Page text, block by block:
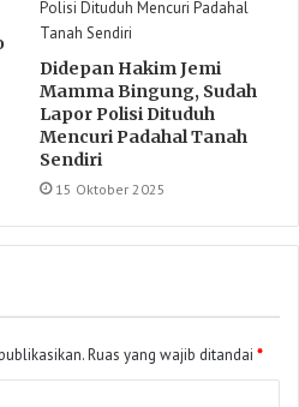
Didepan Hakim Jemi
Mamma Bingung, Sudah
Lapor Polisi Dituduh
Mencuri Padahal Tanah
Sendiri
15 Oktober 2025
Ruas yang wajib ditandai *